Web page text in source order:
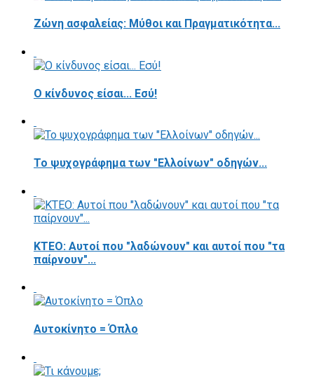
Ζώνη ασφαλείας: Μύθοι και Πραγματικότητα...
Ο κίνδυνος είσαι... Εσύ!
Το ψυχογράφημα των "Ελλοίνων" οδηγών...
ΚΤΕΟ: Αυτοί που "λαδώνουν" και αυτοί που "τα
παίρνουν"...
Αυτοκίνητο = Όπλο